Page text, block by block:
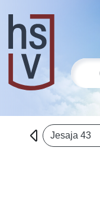
Jesaja 43